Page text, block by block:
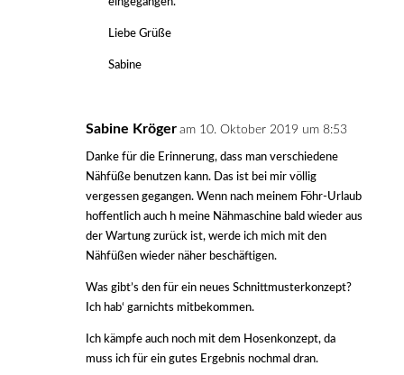
eingegangen.
Liebe Grüße
Sabine
Sabine Kröger am 10. Oktober 2019 um 8:53
Danke für die Erinnerung, dass man verschiedene
Nähfüße benutzen kann. Das ist bei mir völlig
vergessen gegangen. Wenn nach meinem Föhr-Urlaub
hoffentlich auch h meine Nähmaschine bald wieder aus
der Wartung zurück ist, werde ich mich mit den
Nähfüßen wieder näher beschäftigen.
Was gibt’s den für ein neues Schnittmusterkonzept?
Ich hab‘ garnichts mitbekommen.
Ich kämpfe auch noch mit dem Hosenkonzept, da
muss ich für ein gutes Ergebnis nochmal dran.